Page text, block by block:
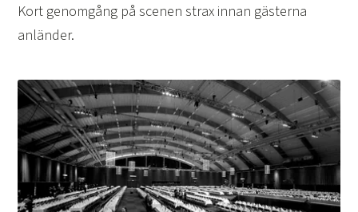
Kort genomgång på scenen strax innan gästerna
anländer.